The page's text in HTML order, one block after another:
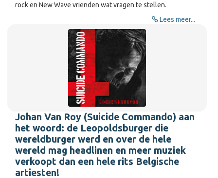
rock en New Wave vrienden wat vragen te stellen.
Lees meer...
Johan Van Roy (Suicide Commando) aan
het woord: de Leopoldsburger die
wereldburger werd en over de hele
wereld mag headlinen en meer muziek
verkoopt dan een hele rits Belgische
artiesten!